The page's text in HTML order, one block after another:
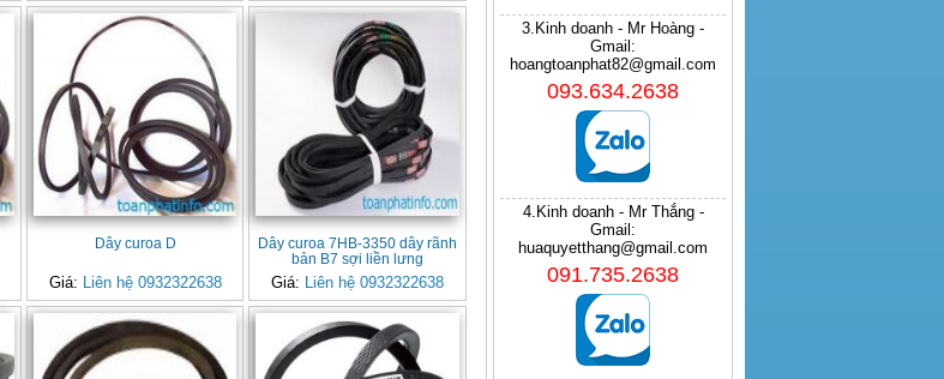
Dây curoa D
Giá: Liên hệ 0932322638
Dây curoa 7HB-3350 dây rãnh
bản B7 sợi liền lưng
Giá: Liên hệ 0932322638
3.Kinh doanh - Mr Hoàng -
Gmail:
hoangtoanphat82@gmail.com
093.634.2638
4.Kinh doanh - Mr Thắng -
Gmail:
huaquyetthang@gmail.com
091.735.2638